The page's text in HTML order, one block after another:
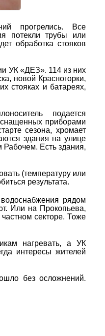
прогрелись. Все
потекли трубы или
обработка стояков
УК «ДЕЗ». 114 из них
новой Красногорки,
стояках и батареях,
подается
приборами
сезона, хромает
здания на улице
Рабочем. Есть здания,
(температуру или
результата.
рядом
Или на Прокопьева,
секторе. Тоже
нагревать, а УК
интересы жителей
без осложнений.